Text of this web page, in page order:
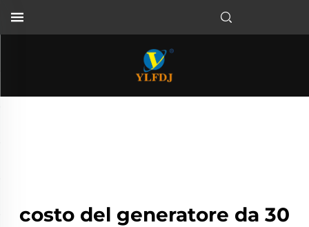
costo del generatore da 30